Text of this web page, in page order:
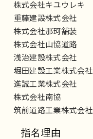
株式会社キユウレキ
重藤建設株式会社
株式会社那珂舗装
株式会社山協道路
浅治建設株式会社
堀田建設工業株式会社
進誠工業株式会社
株式会社南協
筑前道路工業株式会社
指名理由